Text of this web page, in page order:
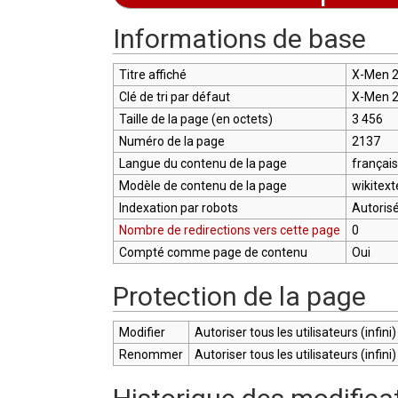
Informations de base
Titre affiché
X-Men
Clé de tri par défaut
X-Men
Taille de la page (en octets)
3 456
Numéro de la page
2137
Langue du contenu de la page
Modèle de contenu de la page
Indexation par robots
Nombre de redirections vers cette page
0
Compté comme page de contenu
Oui
Protection de la page
Modifier
Autoriser tous les utilisateurs (infini)
Renommer
Autoriser tous les utilisateurs (infini)